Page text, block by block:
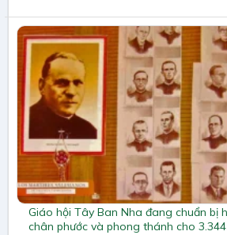
Giáo hội Tây Ban Nha đang chuẩn bị
chân phước và phong thánh cho